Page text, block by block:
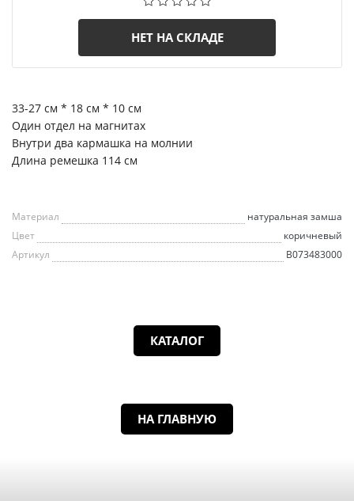
НЕТ НА СКЛАДЕ
33-27 см * 18 см * 10 см
Один отдел на магнитах
Внутри два кармашка на молнии
Длина ремешка 114 см
Материал
натуральная замша
Цвет
коричневый
Артикул
B073483000
КАТАЛОГ
НА ГЛАВНУЮ